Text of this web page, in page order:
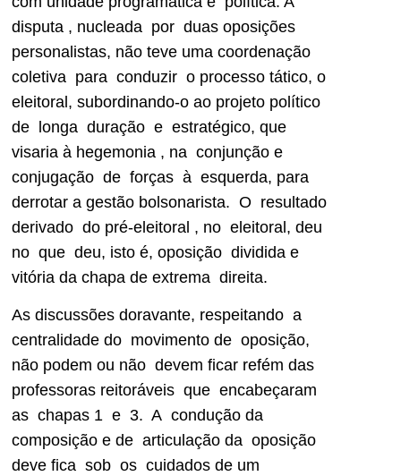
disputa , nucleada por duas oposições
personalistas, não teve uma coordenação
coletiva para conduzir o processo tático, o
eleitoral, subordinando-o ao projeto político
de longa duração e estratégico, que
visaria à hegemonia , na conjunção e
conjugação de forças à esquerda, para
derrotar a gestão bolsonarista. O resultado
derivado do pré-eleitoral , no eleitoral, deu
no que deu, isto é, oposição dividida e
vitória da chapa de extrema direita.
As discussões doravante, respeitando a
centralidade do movimento de oposição,
não podem ou não devem ficar refém das
professoras reitoráveis que encabeçaram
as chapas 1 e 3. A condução da
composição e de articulação da oposição
deve fica sob os cuidados de um